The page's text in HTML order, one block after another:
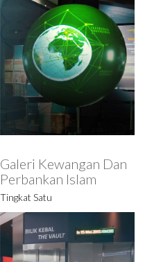
Galeri Numismatik
Tingkat Dua